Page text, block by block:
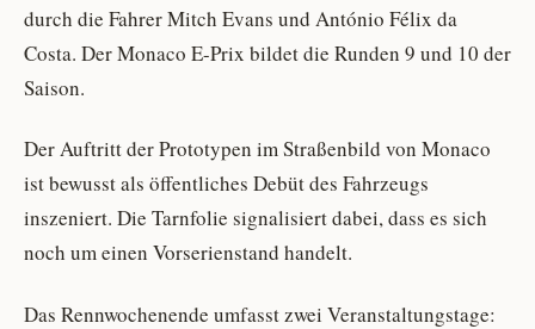
durch die Fahrer Mitch Evans und António Félix da
Costa. Der Monaco E-Prix bildet die Runden 9 und 10 der
Saison.
Der Auftritt der Prototypen im Straßenbild von Monaco
ist bewusst als öffentliches Debüt des Fahrzeugs
inszeniert. Die Tarnfolie signalisiert dabei, dass es sich
noch um einen Vorserienstand handelt.
Das Rennwochenende umfasst zwei Veranstaltungstage: